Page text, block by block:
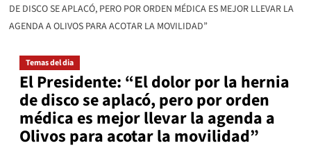
DE DISCO SE APLACÓ, PERO POR ORDEN MÉDICA ES MEJOR LLEVAR LA
AGENDA A OLIVOS PARA ACOTAR LA MOVILIDAD”
Temas del dia
El Presidente: “El dolor por la hernia
de disco se aplacó, pero por orden
médica es mejor llevar la agenda a
Olivos para acotar la movilidad”